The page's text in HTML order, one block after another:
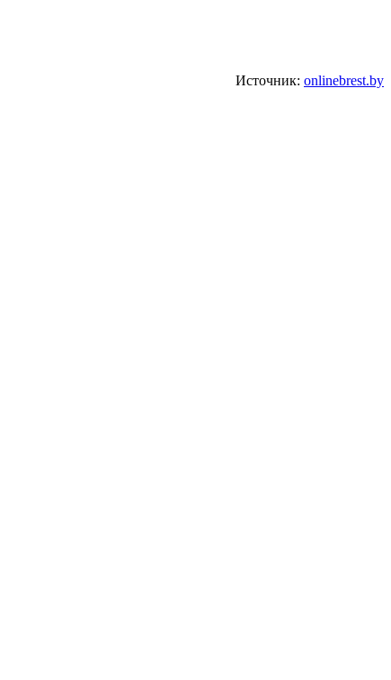
Источник: onlinebrest.by